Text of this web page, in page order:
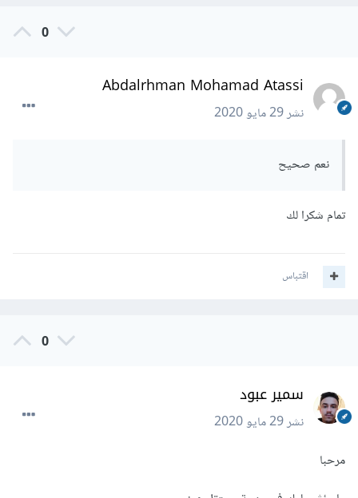
0
Abdalrhman Mohamad Atassi
نشر29 مايو 2020
نعم صحيح
تمام شكرا لك
اقتباس
0
سمير عبود
نشر29 مايو 2020
مرحبا